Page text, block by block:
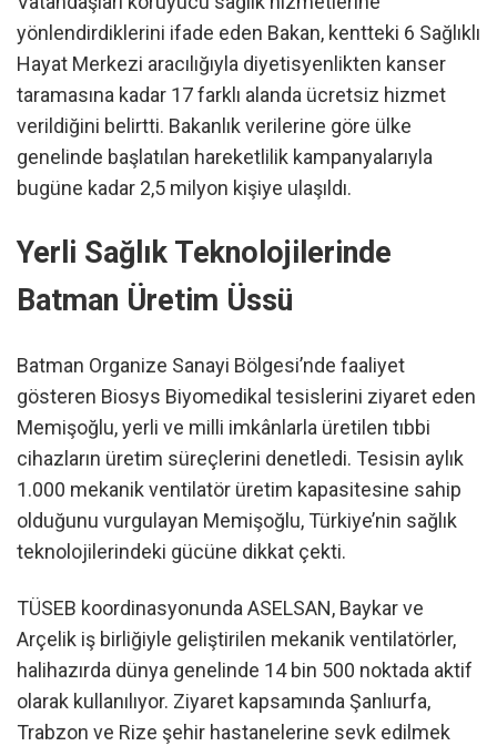
yönlendirdiklerini ifade eden Bakan, kentteki 6 Sağlıklı
Hayat Merkezi aracılığıyla diyetisyenlikten kanser
taramasına kadar 17 farklı alanda ücretsiz hizmet
verildiğini belirtti. Bakanlık verilerine göre ülke
genelinde başlatılan hareketlilik kampanyalarıyla
bugüne kadar 2,5 milyon kişiye ulaşıldı.
Yerli Sağlık Teknolojilerinde
Batman Üretim Üssü
Batman Organize Sanayi Bölgesi’nde faaliyet
gösteren Biosys Biyomedikal tesislerini ziyaret eden
Memişoğlu, yerli ve milli imkânlarla üretilen tıbbi
cihazların üretim süreçlerini denetledi. Tesisin aylık
1.000 mekanik ventilatör üretim kapasitesine sahip
olduğunu vurgulayan Memişoğlu, Türkiye’nin sağlık
teknolojilerindeki gücüne dikkat çekti.
TÜSEB koordinasyonunda ASELSAN, Baykar ve
Arçelik iş birliğiyle geliştirilen mekanik ventilatörler,
halihazırda dünya genelinde 14 bin 500 noktada aktif
olarak kullanılıyor. Ziyaret kapsamında Şanlıurfa,
Trabzon ve Rize şehir hastanelerine sevk edilmek